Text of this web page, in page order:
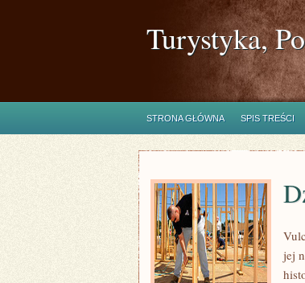
Turystyka,
STRONA GŁÓWNA SPIS TREŚCI
jej